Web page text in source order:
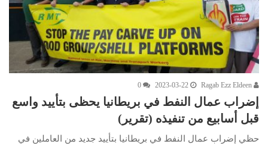
2023-03-22
0
إضراب عمال النفط في بريطانيا يحظى بتأييد واسع
قبل أسابيع من تنفيذه (تقرير)
حظي إضراب عمال النفط في بريطانيا بتأييد جديد من العاملين في